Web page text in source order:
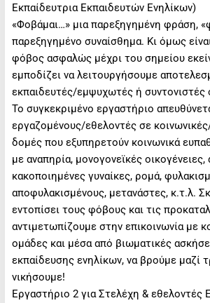
Εκπαίδευτρια Εκπαιδευτών Ενηλίκων)
«Φοβάμαι…» μια παρεξηγημένη φράση,
παρεξηγημένο συναίσθημα. Κι όμως
φόβος ασφαλώς μέχρι του σημείου
εμποδίζει να λειτουργήσουμε
εκπαιδευτές/εμψυχωτές ή συντονιστές
Το συγκεκριμένο εργαστήριο
εργαζομένους/εθελοντές σε
δομές που εξυπηρετούν κοινωνικά
με αναπηρία, μονογονεϊκές οικογένειες,
κακοποιημένες γυναίκες, ρομά,
αποφυλακισμένους, μετανάστες, κ.τ.λ.
εντοπίσει τους φόβους και τις
αντιμετωπίζουμε στην επικοινωνία με
ομάδες και μέσα από βιωματικές
εκπαίδευσης ενηλίκων, να βρούμε μαζί
νικήσουμε!
Εργαστήριο 2 για Στελέχη & εθελοντές